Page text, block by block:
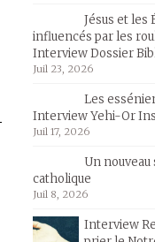
Jésus et les
influencés par les
Interview Dossier
Juil 23, 2026
Les
Interview Yehi-Or
Juil 17, 2026
Un nouveau
catholique
Juil 8, 2026
Interview